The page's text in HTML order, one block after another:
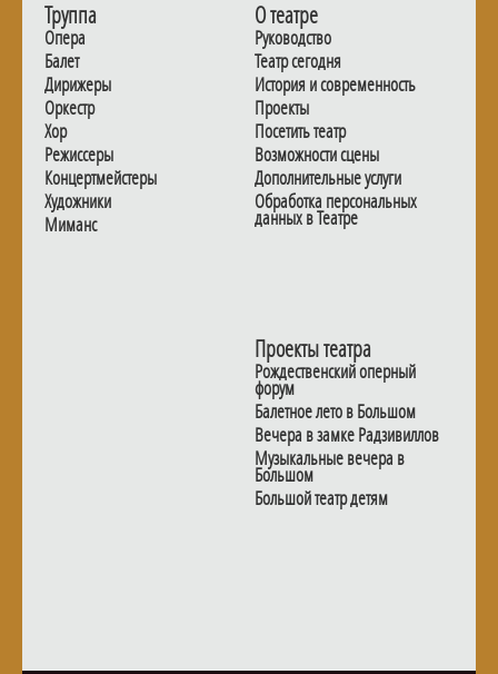
Труппа
Опера
Балет
Дирижеры
Оркестр
Хор
Режиссеры
Концертмейстеры
Художники
Миманс
О театре
Руководство
Театр сегодня
История и современность
Проекты
Посетить театр
Возможности сцены
Дополнительные услуги
Обработка персональных
данных в Театре
Проекты театра
Рождественский оперный
форум
Балетное лето в Большом
Вечера в замке Радзивиллов
Музыкальные вечера в
Большом
Большой театр детям